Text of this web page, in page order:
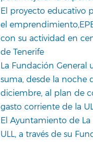
El proyecto educativo
el
con su actividad en
de Tenerife
La Fundación General
suma, desde la noche
diciembre, al plan de
gasto corriente de la
El Ayuntamiento de La
ULL, a través de su